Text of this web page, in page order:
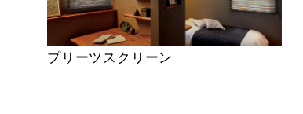
プリーツスクリーン